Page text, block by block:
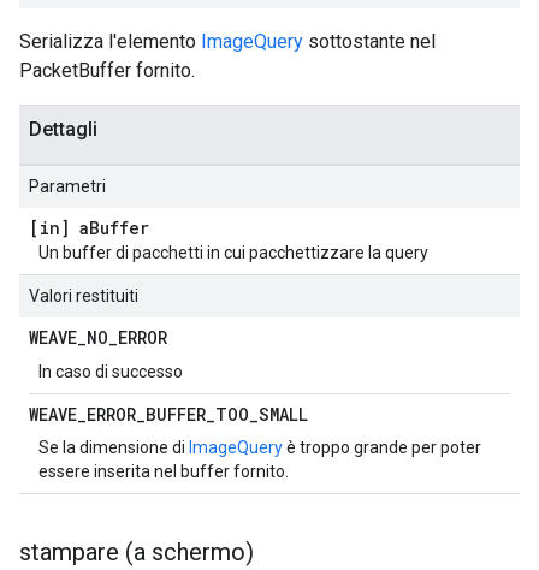
Serializza l'elemento ImageQuery sottostante nel
PacketBuffer fornito.
Dettagli
Parametri
[in] aBuffer
Un buffer di pacchetti in cui pacchettizzare la query
Valori restituiti
WEAVE_NO_ERROR
In caso di successo
WEAVE_ERROR_BUFFER_TOO_SMALL
Se la dimensione di ImageQueryè troppo grande per poter
essere inserita nel buffer fornito.
stampare (a schermo)